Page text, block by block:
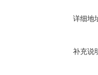
详细地
补充说